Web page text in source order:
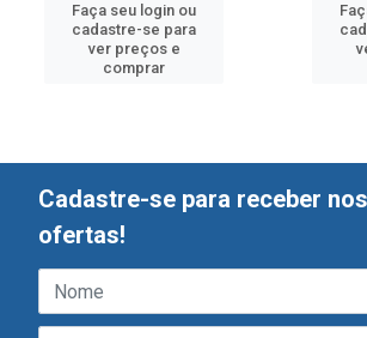
Faça seu login ou
cadastre-se para
ver preços e
comprar
Cadastre-se para receber
ofertas!